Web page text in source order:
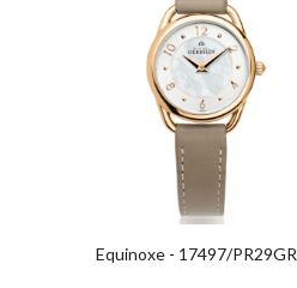
Equinoxe - 17497/PR29GR